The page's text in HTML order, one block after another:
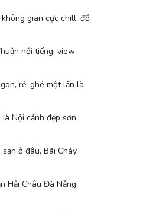
gian cực chill, đồ
nổi tiếng, view
rẻ, ghé một lần là
Nội cảnh đẹp sơn
ở đâu, Bãi Cháy
Hải Châu Đà Nẵng